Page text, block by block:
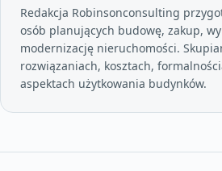
Redakcja Robinsonconsulting
osób planujących budowę, zakup,
modernizację nieruchomości.
rozwiązaniach, kosztach,
aspektach użytkowania budynków.